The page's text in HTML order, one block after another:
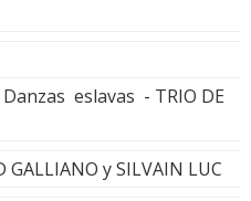
eslavas - TRIO DE
y SILVAIN LUC